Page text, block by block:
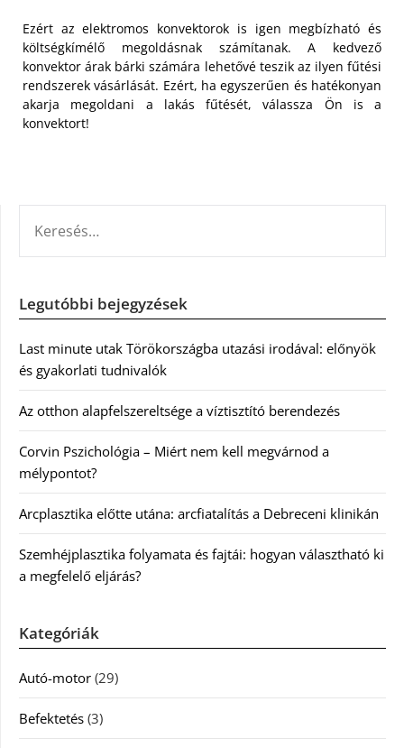
Ezért az elektromos konvektorok is igen megbízható és
költségkímélő megoldásnak számítanak. A kedvező
konvektor árak bárki számára lehetővé teszik az ilyen fűtési
rendszerek vásárlását. Ezért, ha egyszerűen és hatékonyan
akarja megoldani a lakás fűtését, válassza Ön is a
konvektort!
Legutóbbi bejegyzések
Last minute utak Törökországba utazási irodával: előnyök
és gyakorlati tudnivalók
Az otthon alapfelszereltsége a víztisztító berendezés
Corvin Pszichológia – Miért nem kell megvárnod a
mélypontot?
Arcplasztika előtte utána: arcfiatalítás a Debreceni klinikán
Szemhéjplasztika folyamata és fajtái: hogyan választható ki
a megfelelő eljárás?
Kategóriák
Autó-motor (29)
Befektetés (3)